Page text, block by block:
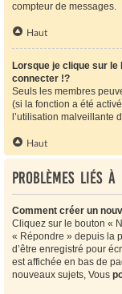
compteur de messages.
Haut
Lorsque je clique sur le
connecter !?
Seuls les membres
(si la fonction a été
l’utilisation malveillante
Haut
Problèmes liés
Comment créer un
Cliquez sur le bouton «
« Répondre » depuis la
d’être enregistré pour
est affichée en bas de
nouveaux sujets, Vous